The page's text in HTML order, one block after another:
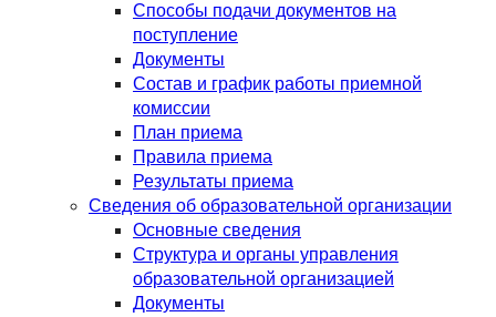
Способы подачи документов на
поступление
Документы
Состав и график работы приемной
комиссии
План приема
Правила приема
Результаты приема
Сведения об образовательной организации
Основные сведения
Структура и органы управления
образовательной организацией
Документы